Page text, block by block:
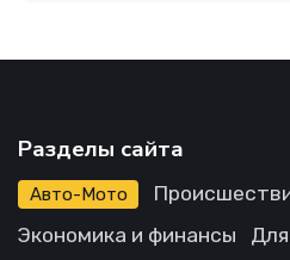
Разделы сайта
Авто-Мото
Экономика и финансы